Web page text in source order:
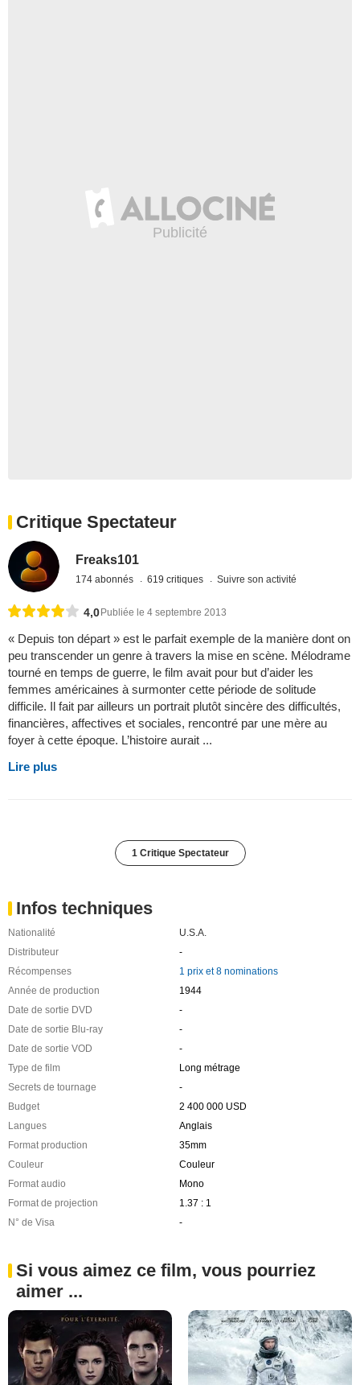
Critique Spectateur
Freaks101
174 abonnés 619 critiques Suivre son activité
4,0 Publiée le 4 septembre 2013
« Depuis ton départ » est le parfait exemple de la manière dont on
peu transcender un genre à travers la mise en scène. Mélodrame
tourné en temps de guerre, le film avait pour but d’aider les
femmes américaines à surmonter cette période de solitude
difficile. Il fait par ailleurs un portrait plutôt sincère des difficultés,
financières, affectives et sociales, rencontré par une mère au
foyer à cette époque. L’histoire aurait ...
Lire plus
1 Critique Spectateur
Infos techniques
Nationalité
U.S.A.
Distributeur
-
Récompenses
1 prix et 8 nominations
Année de production
1944
Date de sortie DVD
-
Date de sortie Blu-ray
-
Date de sortie VOD
-
Type de film
Long métrage
Secrets de tournage
-
Budget
2 400 000 USD
Langues
Anglais
Format production
35mm
Couleur
Couleur
Format audio
Mono
Format de projection
1.37 : 1
N° de Visa
-
Si vous aimez ce film, vous pourriez
aimer ...